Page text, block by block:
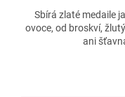
Sbírá zlaté medaile
ovoce, od broskví,
ani